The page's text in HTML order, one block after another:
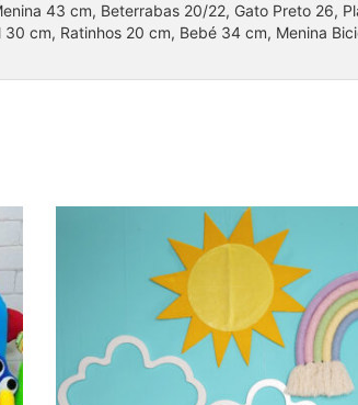
43 cm, Beterrabas 20/22, Gato Preto 26,
30 cm, Ratinhos 20 cm, Bebé 34 cm, Menina